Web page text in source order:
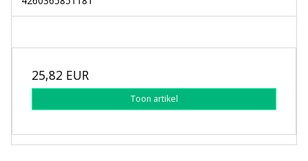
25,82 EUR
Toon artikel